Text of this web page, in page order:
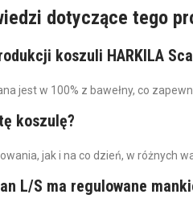
dotyczące tego
koszuli HARKILA
jest w 100% z bawełny, co
koszulę?
jak i na co dzień, w różnych
L/S ma regulowane